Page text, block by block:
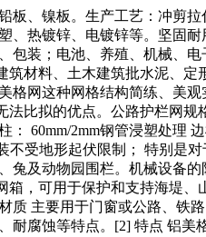
板、镍板。生产工艺：冲剪
热镀锌、电镀锌等。坚固
包装；电池、养殖、机械、
材料、土木建筑批水泥、
网这种网格结构简练、美
比拟的优点。公路护栏网规
： 60mm/2mm钢管浸塑处理
受地形起伏限制； 特别是
及动物园围栏。机械设备
，可用于保护和支持海堤
主要用于门窗或公路、铁
腐蚀等特点。[2] 特点 铝美